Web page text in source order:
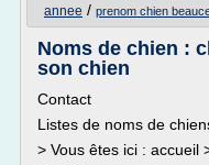
annee / prenom chien
Noms de chien :
son chien
Contact
Listes de noms de
> Vous êtes ici : accueil